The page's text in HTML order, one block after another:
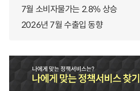
7월 소비자물가는 2.8% 상승
2026년 7월 수출입 동향